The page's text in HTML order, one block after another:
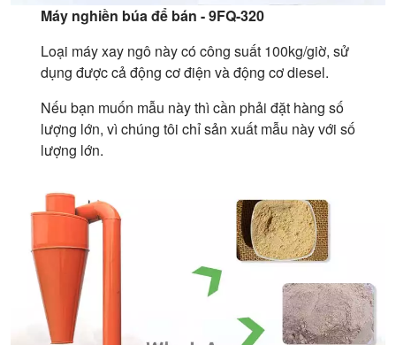
Máy nghiền búa để bán - 9FQ-320
Loại máy xay ngô này có công suất 100kg/giờ, sử
dụng được cả động cơ điện và động cơ diesel.
Nếu bạn muốn mẫu này thì cần phải đặt hàng số
lượng lớn, vì chúng tôi chỉ sản xuất mẫu này với số
lượng lớn.